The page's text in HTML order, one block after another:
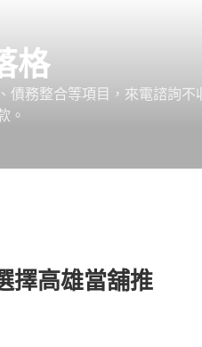
格
務整合等項目，來電諮詢
。
擇高雄當舖推